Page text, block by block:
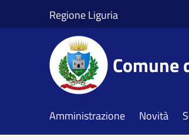
Regione Liguria
Comune
Amministrazione Novità